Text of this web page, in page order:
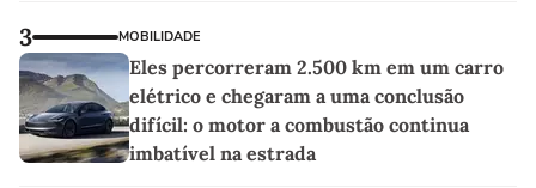
3 MOBILIDADE
Eles percorreram 2.500 km em um carro
elétrico e chegaram a uma conclusão
difícil: o motor a combustão continua
imbatível na estrada